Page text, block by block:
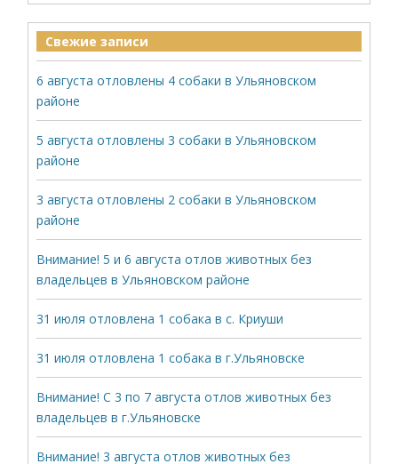
Свежие записи
6 августа отловлены 4 собаки в Ульяновском
районе
5 августа отловлены 3 собаки в Ульяновском
районе
3 августа отловлены 2 собаки в Ульяновском
районе
Внимание! 5 и 6 августа отлов животных без
владельцев в Ульяновском районе
31 июля отловлена 1 собака в с. Криуши
31 июля отловлена 1 собака в г.Ульяновске
Внимание! С 3 по 7 августа отлов животных без
владельцев в г.Ульяновске
Внимание! 3 августа отлов животных без